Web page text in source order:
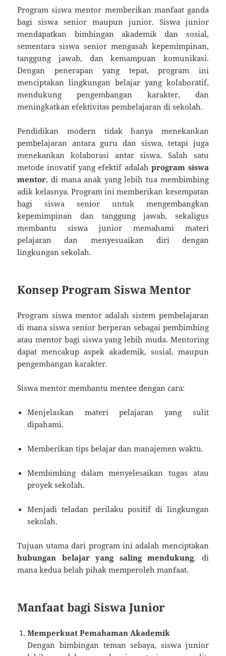
Program siswa mentor memberikan manfaat ganda
bagi siswa senior maupun junior. Siswa junior
mendapatkan bimbingan akademik dan sosial,
sementara siswa senior mengasah kepemimpinan,
tanggung jawab, dan kemampuan komunikasi.
Dengan penerapan yang tepat, program ini
menciptakan lingkungan belajar yang kolaboratif,
mendukung pengembangan karakter, dan
meningkatkan efektivitas pembelajaran di sekolah.
Pendidikan modern tidak hanya menekankan
pembelajaran antara guru dan siswa, tetapi juga
menekankan kolaborasi antar siswa. Salah satu
metode inovatif yang efektif adalahprogram siswa
mentor, di mana anak yang lebih tua membimbing
adik kelasnya. Program ini memberikan kesempatan
bagi siswa senior untuk mengembangkan
kepemimpinan dan tanggung jawab, sekaligus
membantu siswa junior memahami materi
pelajaran dan menyesuaikan diri dengan
lingkungan sekolah.
Konsep Program Siswa Mentor
Program siswa mentor adalah sistem pembelajaran
di mana siswa senior berperan sebagai pembimbing
atau mentor bagi siswa yang lebih muda. Mentoring
dapat mencakup aspek akademik, sosial, maupun
pengembangan karakter.
Siswa mentor membantu mentee dengan cara:
Menjelaskan materi pelajaran yang sulit
dipahami.
Memberikan tips belajar dan manajemen waktu.
Membimbing dalam menyelesaikan tugas atau
proyek sekolah.
Menjadi teladan perilaku positif di lingkungan
sekolah.
Tujuan utama dari program ini adalah menciptakan
hubungan belajar yang saling mendukung, di
mana kedua belah pihak memperoleh manfaat.
Manfaat bagi Siswa Junior
Memperkuat Pemahaman Akademik
Dengan bimbingan teman sebaya, siswa junior